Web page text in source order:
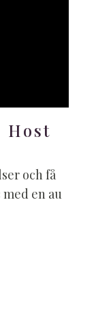
Host
och få
en au